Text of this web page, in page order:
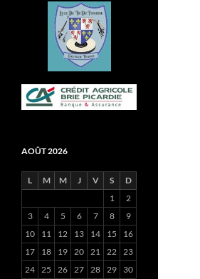
AOÛT 2026
L M M J V S
D
1
2
3
4 5 6 7 8
9
10
11 12 13 14 15
16
17
18 19 20 21 22
23
24
25 26 27 28 29
30